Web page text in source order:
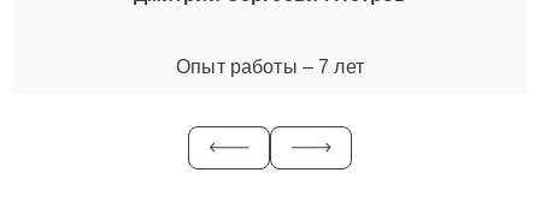
Опыт работы – 7 лет